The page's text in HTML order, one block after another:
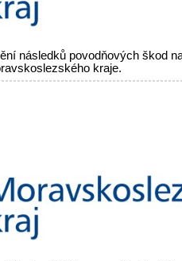
následků povodňových škod
kraje.